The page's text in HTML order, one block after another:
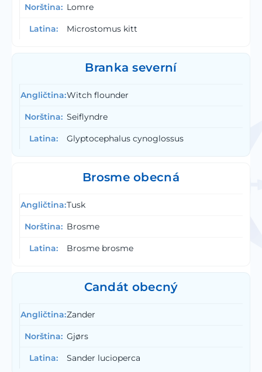
Lomre
Microstomus kitt
Branka severní
Witch flounder
Seiflyndre
Glyptocephalus cynoglossus
Brosme obecná
Tusk
Brosme
Brosme brosme
Candát obecný
Zander
Gjørs
Sander lucioperca